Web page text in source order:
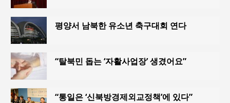
평양서 남북한 유소년 축구대회 연다
“탈북민 돕는 ‘자활사업장’ 생겼어요”
“통일은 ‘신북방경제외교정책’에 있다”